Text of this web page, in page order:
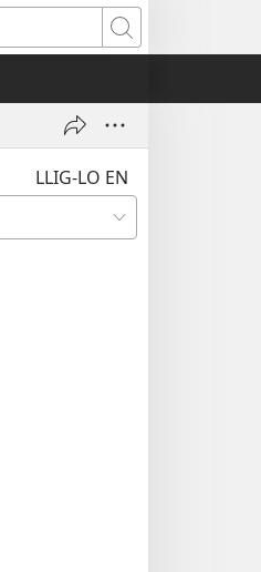
Busca
LLIG-LO EN